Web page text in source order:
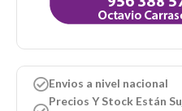
Envios a nivel nacional
Precios Y Stock Están